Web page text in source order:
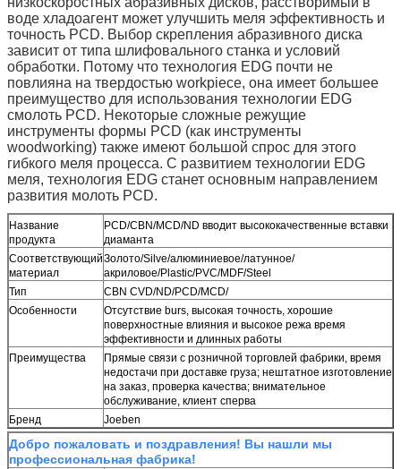
воде хладоагент может улучшить меля эффективность и
точность PCD. Выбор скрепления абразивного диска
зависит от типа шлифовального станка и условий
обработки. Потому что технология EDG почти не
повлияна на твердостью workpiece, она имеет большее
преимущество для использования технологии EDG
смолоть PCD. Некоторые сложные режущие
инструменты формы PCD (как инструменты
woodworking) также имеют большой спрос для этого
гибкого меля процесса. С развитием технологии EDG
меля, технология EDG станет основным направлением
развития молоть PCD.
Название
продукта
PCD/CBN/MCD/ND вводит высококачественные вставки
диаманта
Соответствующий
материал
Золото/Silve/алюминиевое/латунное/
акриловое/Plastic/PVC/MDF/Steel
Тип
CBN CVD/ND/PCD/MCD/
Особенности
Отсутствие burs, высокая точность, хорошие
поверхностные влияния и высокое режа время
эффективности и длинных работы
Преимущества
Прямые связи с розничной торговлей фабрики, время
недостачи при доставке груза; нештатное изготовление
на заказ, проверка качества; внимательное
обслуживание, клиент сперва
Бренд
Joeben
Добро пожаловать и поздравления! Вы нашли мы
профессиональная фабрика!